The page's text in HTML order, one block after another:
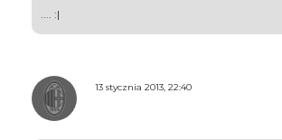
.... :|
13 stycznia 2013, 22:40